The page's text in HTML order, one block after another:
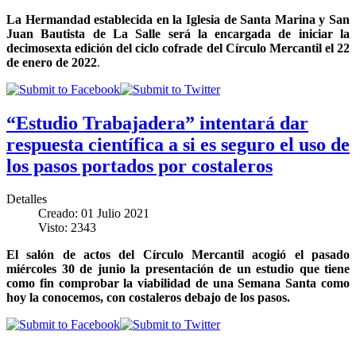
La Hermandad establecida en la Iglesia de Santa Marina y San
Juan Bautista de La Salle será la encargada de iniciar la
decimosexta edición del ciclo cofrade del Círculo Mercantil el 22
de enero de 2022.
“Estudio Trabajadera” intentará dar
respuesta científica a si es seguro el uso de
los pasos portados por costaleros
Detalles
Creado: 01 Julio 2021
Visto: 2343
El salón de actos del Círculo Mercantil acogió el pasado
miércoles 30 de junio la presentación de un estudio que tiene
como fin comprobar la viabilidad de una Semana Santa como
hoy la conocemos, con costaleros debajo de los pasos.